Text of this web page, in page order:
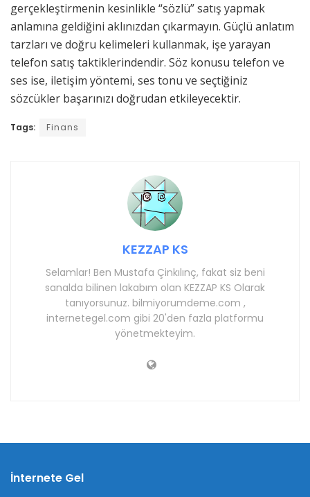
gerçekleştirmenin kesinlikle “sözlü” satış yapmak
anlamına geldiğini aklınızdan çıkarmayın. Güçlü anlatım
tarzları ve doğru kelimeleri kullanmak, işe yarayan
telefon satış taktiklerindendir. Söz konusu telefon ve
ses ise, iletişim yöntemi, ses tonu ve seçtiğiniz
sözcükler başarınızı doğrudan etkileyecektir.
Tags: Finans
KEZZAP KS
Selamlar! Ben Mustafa Çinkılınç, fakat siz beni
sanalda bilinen lakabım olan KEZZAP KS Olarak
tanıyorsunuz. bilmiyorumdeme.com ,
internetegel.com gibi 20'den fazla platformu
yönetmekteyim.
İnternete Gel